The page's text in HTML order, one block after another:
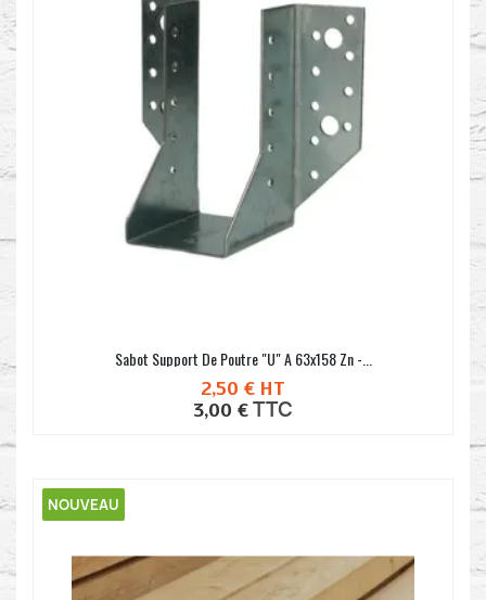
Sabot Support De Poutre "U" A 63x158 Zn -...
2,50 € HT
3,00 €TTC
NOUVEAU